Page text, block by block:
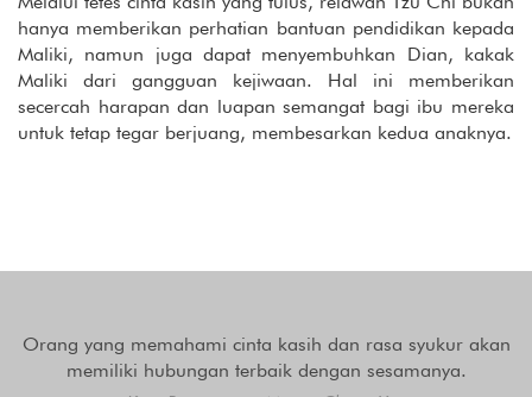
hanya memberikan perhatian bantuan pendidikan kepada
Maliki, namun juga dapat menyembuhkan Dian, kakak
Maliki dari gangguan kejiwaan. Hal ini memberikan
secercah harapan dan luapan semangat bagi ibu mereka
untuk tetap tegar berjuang, membesarkan kedua anaknya.
Orang yang memahami cinta kasih dan rasa syukur akan
memiliki hubungan terbaik dengan sesamanya.